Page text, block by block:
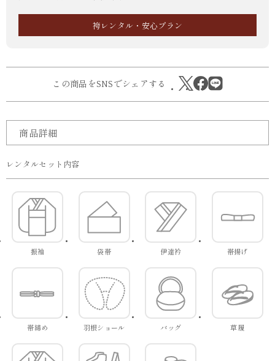
袴レンタル・安心プラン
この商品をSNSでシェアする
商品詳細
レンタルセット内容
振袖 袋帯 伊達衿 帯揚げ
帯締め 羽根ショール バッグ 草履